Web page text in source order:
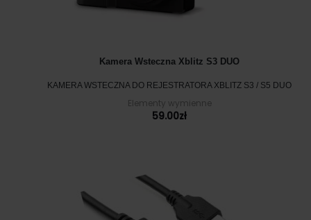
Kamera Wsteczna Xblitz S3 DUO
KAMERA WSTECZNA DO REJESTRATORA XBLITZ S3 / S5 DUO
Elementy wymienne
59.00zł